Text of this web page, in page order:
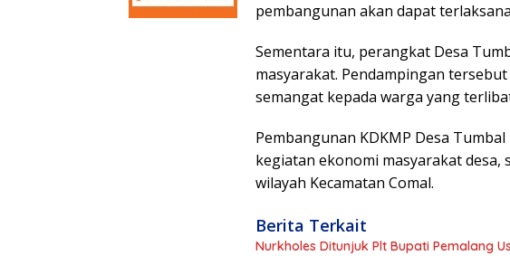
pembangunan akan dapat
Sementara itu, perangkat Desa
masyarakat. Pendampingan
semangat kepada warga yang
Pembangunan KDKMP Desa
kegiatan ekonomi masyarakat
wilayah Kecamatan Comal.
Berita Terkait
Nurkholes Ditunjuk Plt Bupati Pemalang